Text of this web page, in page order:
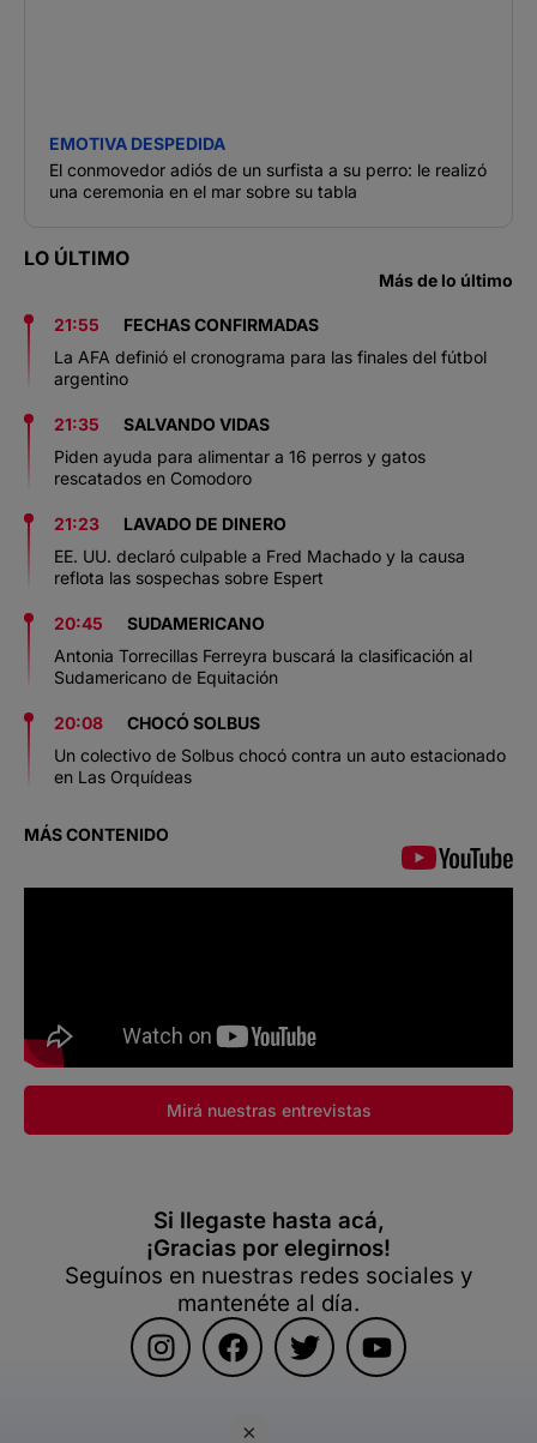
×
EMOTIVA DESPEDIDA
El conmovedor adiós de un surfista a su perro: le realizó
una ceremonia en el mar sobre su tabla
LO ÚLTIMO
Más de lo último
21:55
FECHAS CONFIRMADAS
La AFA definió el cronograma para las finales del fútbol
argentino
21:35
SALVANDO VIDAS
Piden ayuda para alimentar a 16 perros y gatos
rescatados en Comodoro
21:23
LAVADO DE DINERO
EE. UU. declaró culpable a Fred Machado y la causa
reflota las sospechas sobre Espert
20:45
SUDAMERICANO
Antonia Torrecillas Ferreyra buscará la clasificación al
Sudamericano de Equitación
20:08
CHOCÓ SOLBUS
Un colectivo de Solbus chocó contra un auto estacionado
en Las Orquídeas
MÁS CONTENIDO
Mirá nuestras entrevistas
Si llegaste hasta acá,
¡Gracias por elegirnos!
Seguínos en nuestras redes sociales y
mantenéte al día.